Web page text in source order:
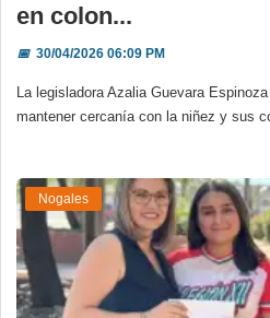
en colon...
📅30/04/2026 06:09 PM
La legisladora Azalia Guevara
mantener cercanía con la niñez y sus
Nogales